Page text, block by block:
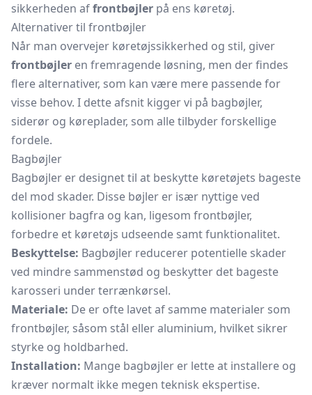
sikkerheden affrontbøjler på ens køretøj.
Alternativer til frontbøjler
Når man overvejer køretøjssikkerhed og stil, giver
frontbøjler en fremragende løsning, men der findes
flere alternativer, som kan være mere passende for
visse behov. I dette afsnit kigger vi på bagbøjler,
siderør og køreplader, som alle tilbyder forskellige
fordele.
Bagbøjler
Bagbøjler er designet til at beskytte køretøjets bageste
del mod skader. Disse bøjler er især nyttige ved
kollisioner bagfra og kan, ligesom frontbøjler,
forbedre et køretøjs udseende samt funktionalitet.
Beskyttelse: Bagbøjler reducerer potentielle skader
ved mindre sammenstød og beskytter det bageste
karosseri under terrænkørsel.
Materiale: De er ofte lavet af samme materialer som
frontbøjler, såsom stål eller aluminium, hvilket sikrer
styrke og holdbarhed.
Installation: Mange bagbøjler er lette at installere og
kræver normalt ikke megen teknisk ekspertise.